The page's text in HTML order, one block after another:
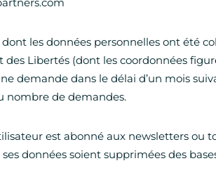
les données personnelles ont été
des Libertés (dont les coordonnées
demande dans le délai d’un mois
nombre de demandes.
est abonné aux newsletters
données soient supprimées des